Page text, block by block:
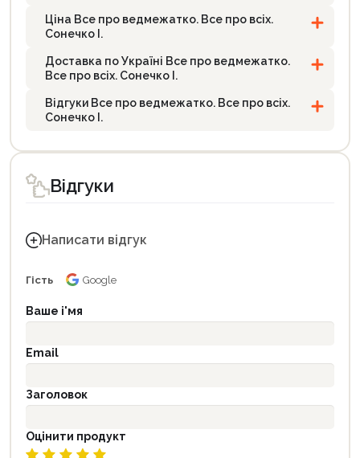
Ціна Все про ведмежатко. Все про всіх.
Сонечко І.
Доставка по Україні Все про ведмежатко.
Все про всіх. Сонечко І.
Відгуки Все про ведмежатко. Все про всіх.
Сонечко І.
Відгуки
Написати відгук
Гість Google
Ваше і'мя
Email
Заголовок
Оцінити продукт